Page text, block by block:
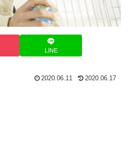
LINE
2020.06.11 2020.06.17